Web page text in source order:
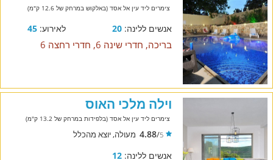
צימרים ליד עין אל אסד (באלקוש במרחק של 12.6 ק"מ)
אנשים ללינה:20 לאירוע:45
בריכה, חדרי שינה 6, חדרי רחצה 6
וילה מלכי האוס
צימרים ליד עין אל אסד (בלפידות במרחק של 13.2 ק"מ)
5
/
4.88 מעולה, יוצא מהכלל
אנשים ללינה:12